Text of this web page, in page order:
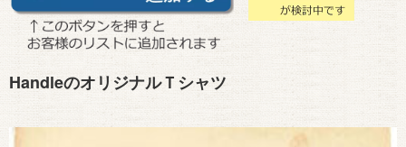
HandleのオリジナルＴシャツ